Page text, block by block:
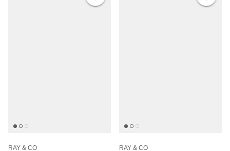
RAY & CO RAY & CO